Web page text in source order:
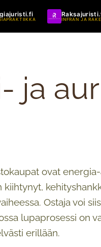
INFRAN JA
ja
ovat
Ostaja voi
lupaprosessi on
erillään.